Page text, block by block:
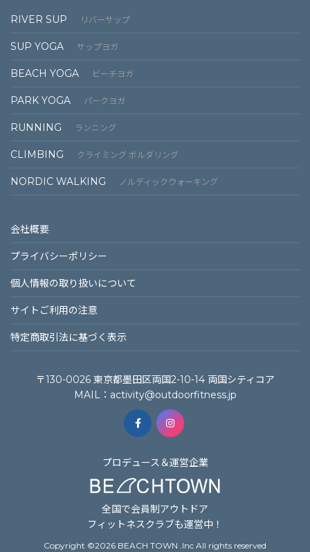
RIVER SUP リバーサップ
SUP YOGA サップヨガ
BEACH YOGA ビーチヨガ
PARK YOGA パークヨガ
RUNNING ランニング
CLIMBING クライミング ボルダリング
NORDIC WALKING ノルディックウォーキング
会社概要
プライバシーポリシー
個⼈情報の取り扱いについて
サイトご利⽤の注意
特定商取引法に基づく表⽰
〒130-0026 東京都墨田区両国2-10-14 両国シティコア
MAIL： activity@outdoorfitness.jp
プロデュース＆運営企業
全国で会員制アウトドア
フィットネスクラブも運営中！
Copyright ©2026 BEACH TOWN .Inc All rights reserved